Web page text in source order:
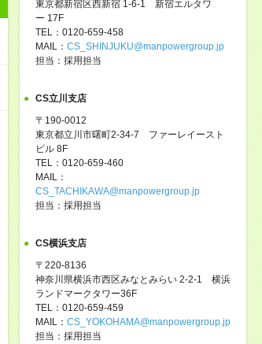
東京都新宿区西新宿 1-6-1 新宿エルタワ
ー 17F
TEL：0120-659-458
MAIL： CS_SHINJUKU@manpowergroup.jp
担当：採用担当
CS立川支店
〒190-0012
東京都立川市曙町2-34-7 ファーレイースト
ビル 8F
TEL：0120-659-460
MAIL：
CS_TACHIKAWA@manpowergroup.jp
担当：採用担当
CS横浜支店
〒220-8136
神奈川県横浜市西区みなとみらい 2-2-1 横浜
ランドマークタワー36F
TEL：0120-659-459
MAIL： CS_YOKOHAMA@manpowergroup.jp
担当：採用担当